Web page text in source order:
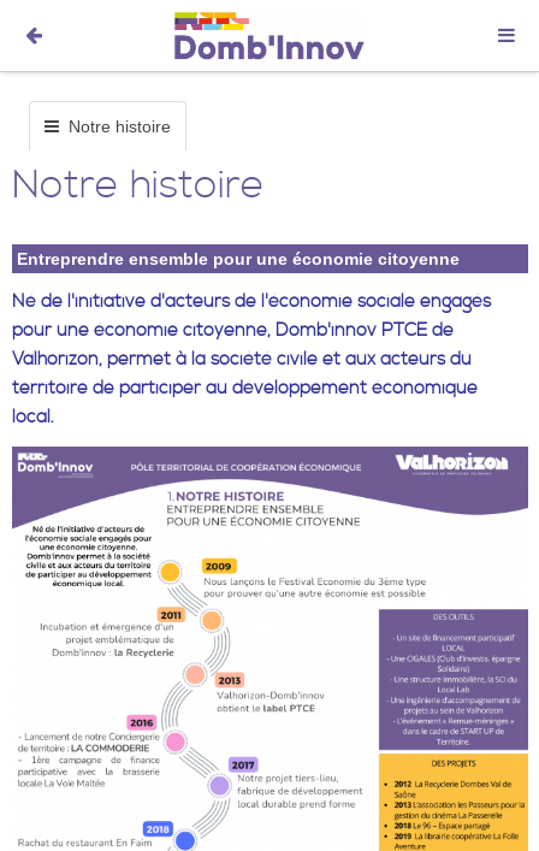
Notre histoire
Notre histoire
Entreprendre ensemble pour une économie citoyenne
Né de l'initiative d'acteurs de l'économie sociale engagés
pour une économie citoyenne, Domb'innov PTCE de
Valhorizon, permet à la société civile et aux acteurs du
territoire de participer au développement économique
local.